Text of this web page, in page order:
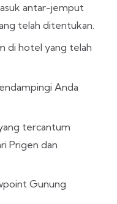
antar-jemput
telah ditentukan.
di hotel yang telah
Anda
tercantum
Prigen dan
Gunung